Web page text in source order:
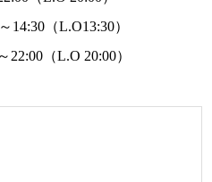
（L.O13:30）
（L.O 20:00）